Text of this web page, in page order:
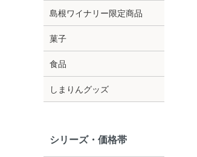
島根ワイナリー限定商品
菓子
食品
しまりんグッズ
シリーズ・価格帯